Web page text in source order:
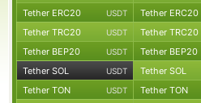
Tether ERC20 USDT Tether ERC20
Tether TRC20 USDT Tether TRC20
Tether BEP20 USDT Tether BEP20
Tether SOL USDT Tether SOL
Tether TON USDT Tether TON